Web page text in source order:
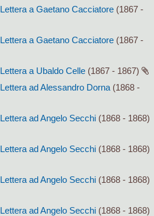
Lettera a Gaetano Cacciatore (1867 -
Lettera a Gaetano Cacciatore (1867 -
Lettera a Ubaldo Celle (1867 - 1867)
Lettera ad Alessandro Dorna (1868 -
Lettera ad Angelo Secchi (1868 - 1868)
Lettera ad Angelo Secchi (1868 - 1868)
Lettera ad Angelo Secchi (1868 - 1868)
Lettera ad Angelo Secchi (1868 - 1868)